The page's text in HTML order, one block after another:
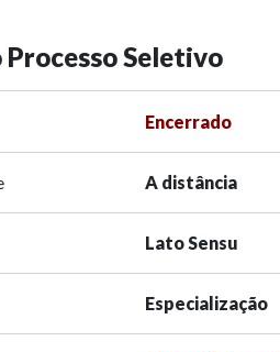
Processo Seletivo
Encerrado
A distância
Lato Sensu
Especialização